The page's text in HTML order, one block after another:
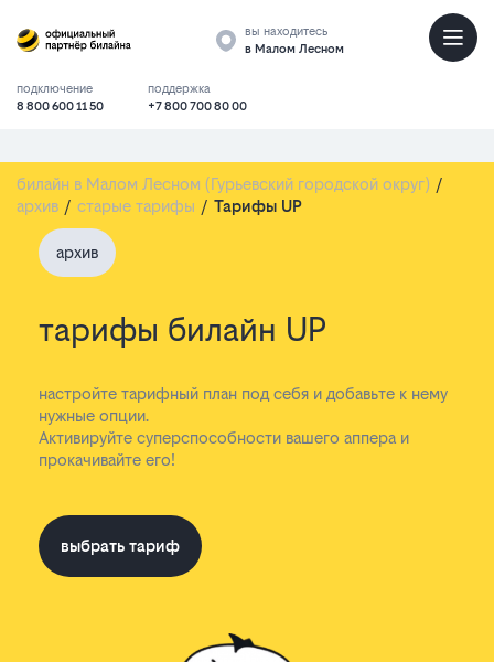
вы находитесь
в Малом Лесном
подключение
8 800 600 11 50
поддержка
+7 800 700 80 00
билайн в Малом Лесном (Гурьевский городской округ) /
архив / старые тарифы / Тарифы UP
архив
тарифы билайн UP
настройте тарифный план под себя и добавьте к нему
нужные опции.
Активируйте суперспособности вашего аппера и
прокачивайте его!
выбрать тариф